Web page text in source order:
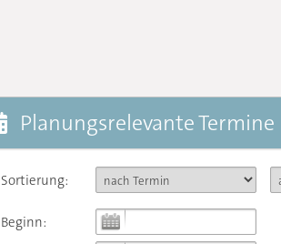
Planungsrelevante Termine
Sortierung:
Beginn: